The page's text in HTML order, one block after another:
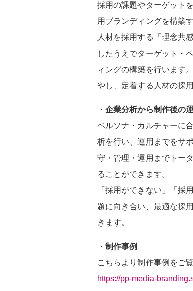
採用の課題やターゲット
用ブランディングを構築
人材を採用する「理念共
したうえでターゲット・
ィングの構築を行います
やし、定着する人材の採
・ 企業分析から制作後の
ペルソナ・カルチャーに
析を行い、運用までをサ
守・管理・運用までトー
ることができます。
「採用ができない」「採
題に向き合い、最適な採
きます。
・ 制作事例
こちらより制作事例をご
https://pp-media-